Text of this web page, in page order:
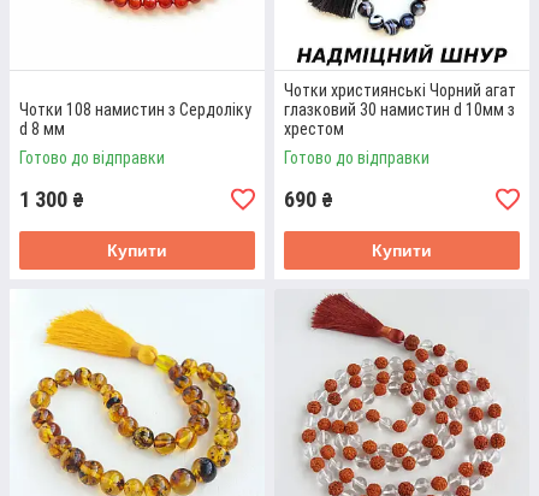
запитом покупця можемо змінити тип і кількість
каменів у чотках, додати або прибрати підвіску,
використовувати шнур з вузликами між бусинами
або без них
ДЕТАЛЬНІ КОНСУЛЬТАЦІЇ
Маємо багаторічний досвід роботи та глибокі
знання про властивості натурального каміння.
Порекомендуємо, які купити чотки на руку, для
молитви, медитації, щоб створити баланс тіла, духу
та розуму, внести бажані зміни до свого життя,
посилити певні риси характеру
Чотки 108 намистин з Сердоліку
d 8 мм
Готово до відправки
1 300 ₴
Купити
Чотки християнські Чорний агат
глазковий 30 намистин d 10мм з
хрестом
Готово до відправки
690 ₴
Купити